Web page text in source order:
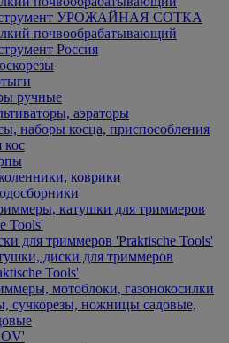
УРОЖАЙНАЯ СОТКА
почвообрабатывающий
Россия
ручные
аэраторы
наборы косца, приспособления
кос
коврики
катушки для триммеров
Tools'
для триммеров 'Praktische Tools'
диски для триммеров
Tools'
мотоблоки, газонокосилки
сучкорезы, ножницы садовые,